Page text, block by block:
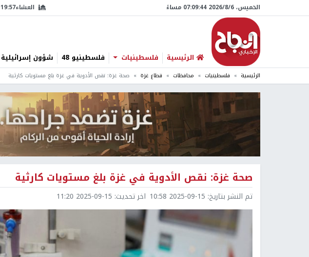
الخميس، 6/‏8/‏2026 07:09:45 مساءً العشاء19:57
الرئيسية فلسطينيات فلسطينيو 48 شؤون إسرائيلية
الرئيسية فلسطينيات محافظات قطاع غزة صحة غزة: نقص الأدوية في غزة بلغ مستويات كارثية
صحة غزة: نقص الأدوية في غزة بلغ مستويات كارثية
تم النشر بتاريخ: 2025-09-15 10:58 اخر تحديث: 2025-09-15 11:20